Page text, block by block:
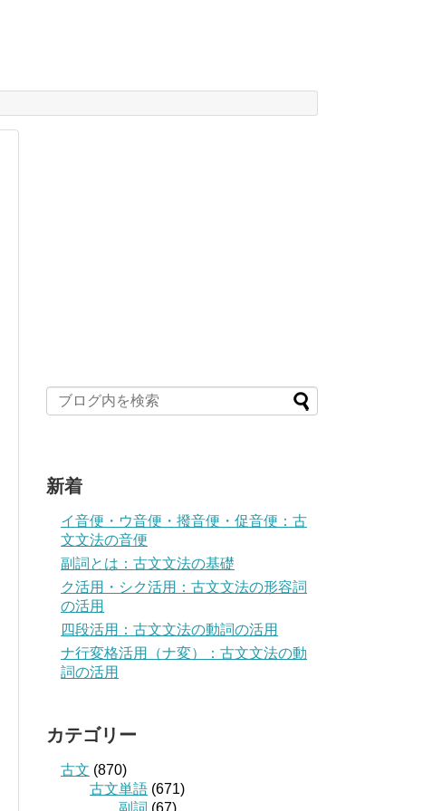
新着
イ音便・ウ音便・撥音便・促音便：古
文文法の音便
副詞とは：古文文法の基礎
ク活用・シク活用：古文文法の形容詞
の活用
四段活用：古文文法の動詞の活用
ナ行変格活用（ナ変）：古文文法の動
詞の活用
カテゴリー
古文 (870)
古文単語 (671)